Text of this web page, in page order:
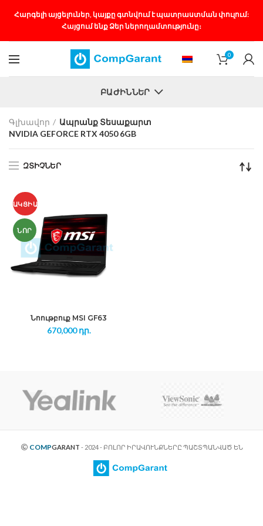
Հարգելի այցելուներ, կայքը գտնվում է պատրաստման փուլում:
Հայցում ենք Ձեր ներողամտությունը։
0
ԲԱԺԻՆՆԵՐ
Գլխավոր
Ապրանք Տեսաքարտ
NVIDIA GEFORCE RTX 4050 6GB
ԶՏԻՉՆԵՐ
ԱԿՑԻԱ
ՆՈՐ
Նոութբուք MSI GF63
670,000դր.
COMPGARANT - 2024 - ԲՈԼՈՐ ԻՐԱՎՈՒՆՔՆԵՐԸ ՊԱՇՏՊԱՆՎԱԾ ԵՆ